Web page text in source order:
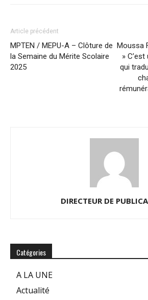
Article précédent
MPTEN / MEPU-A – Clôture de
la Semaine du Mérite Scolaire
2025
Moussa
»
qui
DIRECTEUR DE
Catégories
A LA UNE
Actualité